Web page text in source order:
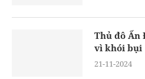
Thủ đô Ấn
vì khói bụi
21-11-2024